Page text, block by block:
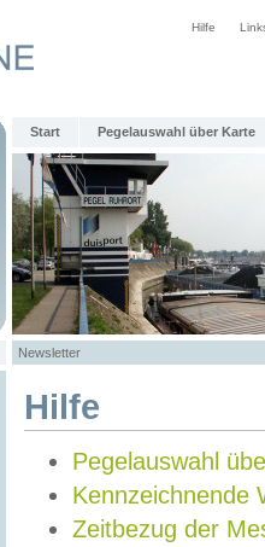
Hilfe
Start Pegelauswahl über Karte
Newsletter
Hilfe
Pegelauswahl
Kennzeichnende
Zeitbezug der